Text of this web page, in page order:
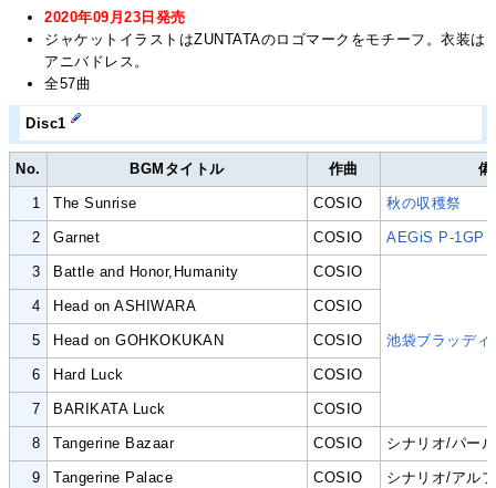
2020年09月23日発売
ジャケットイラストはZUNTATAのロゴマークをモチーフ。衣装は
アニバドレス。
全57曲
Disc1
No. BGMタイトル 作曲
1 The Sunrise COSIO 秋の収穫祭
2 Garnet COSIO AEGiS P-1GP
3 Battle and Honor,Humanity COSIO
池袋ブラッディ
4 Head on ASHIWARA COSIO
5 Head on GOHKOKUKAN COSIO
6 Hard Luck COSIO
7 BARIKATA Luck COSIO
8 Tangerine Bazaar COSIO シナリオ/パー
9 Tangerine Palace COSIO シナリオ/アル